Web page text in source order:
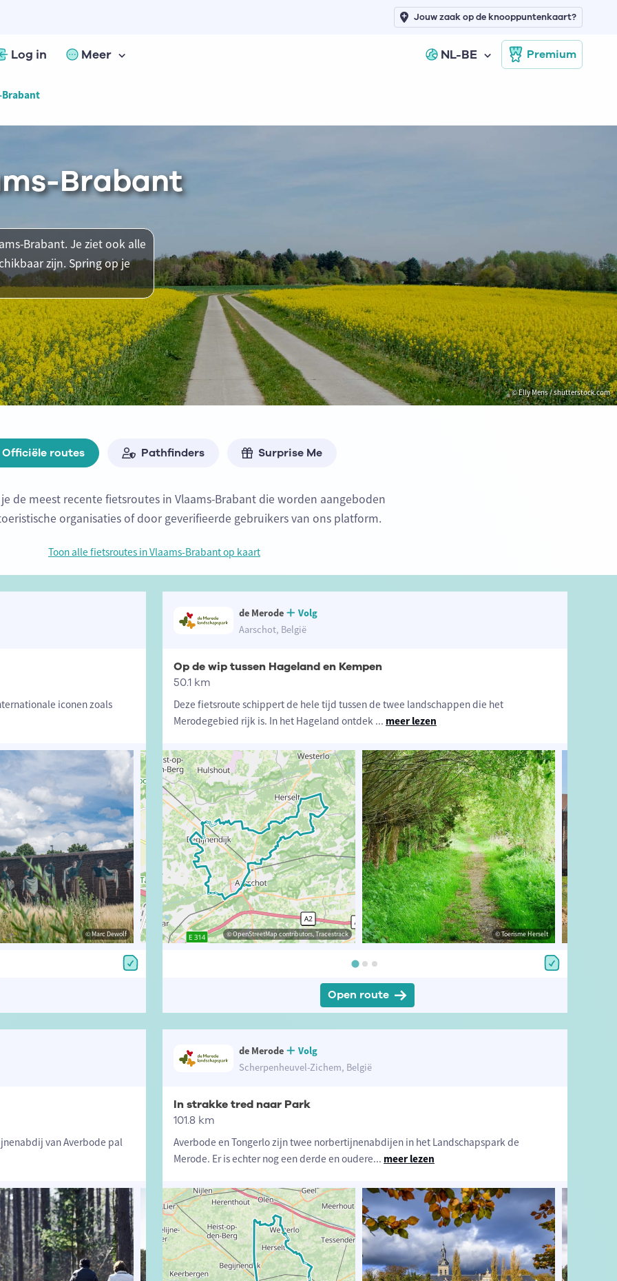
Log in Meer NL-BE Premium
Jouw zaak op de knooppuntenkaart?
Brabant
© Elly Mens / shutterstock.com
Brabant
Brabant. Je ziet ook alle
zijn. Spring op je
Officiële routes Pathfinders Surprise Me
de meest recente fietsroutes in Vlaams-Brabant die worden aangeboden
organisaties of door geverifieerde gebruikers van ons platform.
Toon alle fietsroutes in Vlaams-Brabant op kaart
iconen zoals
© Marc Dewolf © OpenStreetMap contributors, Tracestrack © Marc Dewolf
de Merode
Volg
Aarschot, België
Op de wip tussen Hageland en Kempen
50.1 km
Deze fietsroute schippert de hele tijd tussen de twee landschappen die het
Merodegebied rijk is. In het Hageland ontdek ... meer lezen
© Toerisme Provincie Antwerpen © OpenStreetMap contributors, Tracestrack © Toerisme Herselt
Open route
van Averbode pal
de Merode
Volg
Scherpenheuvel-Zichem, België
In strakke tred naar Park
101.8 km
Averbode en Tongerlo zijn twee norbertijnenabdijen in het Landschapspark de
Merode. Er is echter nog een derde en oudere... meer lezen